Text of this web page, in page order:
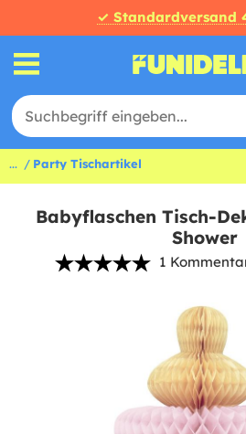
✓ Standardversand
... Party Tischartikel
Babyflaschen Tisch-
Shower
1